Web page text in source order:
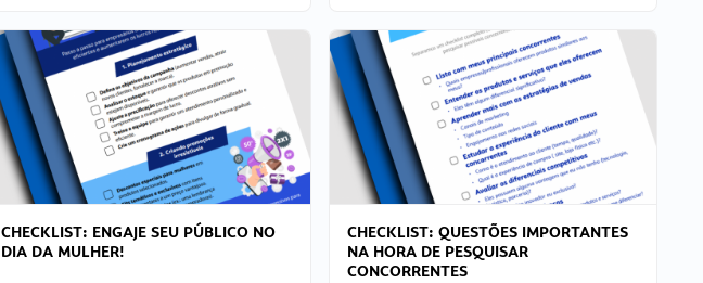
CHECKLIST: ENGAJE SEU PÚBLICO NO
DIA DA MULHER!
CHECKLIST: QUESTÕES IMPORTANTES
NA HORA DE PESQUISAR
CONCORRENTES